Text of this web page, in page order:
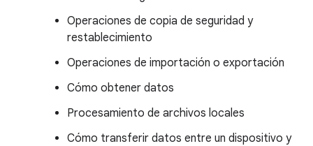
Operaciones de copia de seguridad y
restablecimiento
Operaciones de importación o exportación
Cómo obtener datos
Procesamiento de archivos locales
Cómo transferir datos entre un dispositivo y